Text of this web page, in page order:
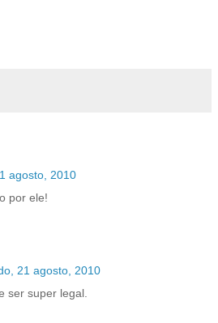
agosto, 2010
por ele!
21 agosto, 2010
ser super legal.